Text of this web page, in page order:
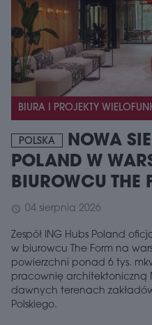
BIURA I PROJEKTY
POLSKA
NOWA
POLAND W
BIUROWCU THE
schedule 04 sierpnia 2026
Zespół ING Hubs Poland
w biurowcu The Form na
powierzchni ponad 6 tys.
pracownię architektoniczną
dawnych terenach
Polskiego.